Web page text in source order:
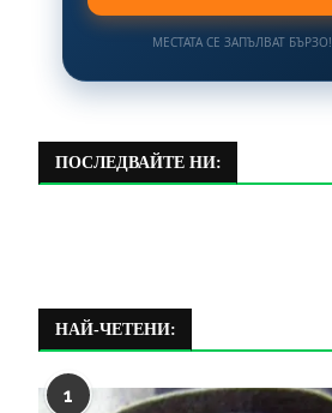
МЕСТАТА СЕ ЗАПЪЛВАТ БЪРЗО!
ПОСЛЕДВАЙТЕ НИ:
НАЙ-ЧЕТЕНИ:
1